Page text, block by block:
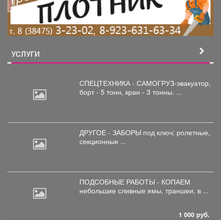
УСЛУГИ
СПЕЦТЕХНИКА - САМОГРУЗ-эвакуатор,
борт - 5 тонн, кран - 3 тонны. ...
ДРУГОЕ - ЗАБОРЫ под ключ; ролетные,
секционные ...
ПОДСОБНЫЕ РАБОТЫ - КОПАЕМ
небольшие сливные ямы, траншеи, в ...
1 000 руб.